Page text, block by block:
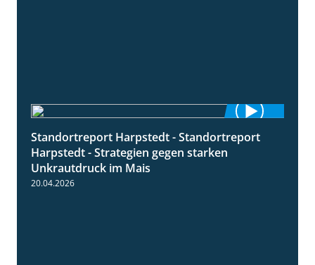
9:11
Standortreport Harpstedt - Standortreport
Harpstedt - Strategien gegen starken
Unkrautdruck im Mais
20.04.2026